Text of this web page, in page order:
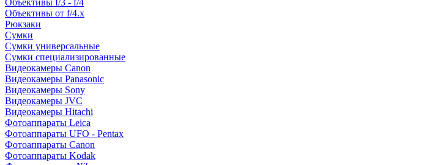
Объективы f/3 - f/4
Объективы от f/4.x
Рюкзаки
Сумки
Сумки универсальные
Сумки специализированные
Видеокамеры Canon
Видеокамеры Panasonic
Видеокамеры Sony
Видеокамеры JVC
Видеокамеры Hitachi
Фотоаппараты Leica
Фотоаппараты UFO - Pentax
Фотоаппараты Canon
Фотоаппараты Kodak